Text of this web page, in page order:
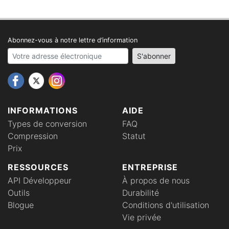
INFORMATIONS
Types de conversion
Compression
Prix
AIDE
FAQ
Statut
RESSOURCES
API Développeur
Outils
Blogue
ENTREPRISE
À propos de nous
Durabilité
Conditions d'utilisation
Vie privée
Abonnez-vous à notre lettre d’information
Your email address S'abonner